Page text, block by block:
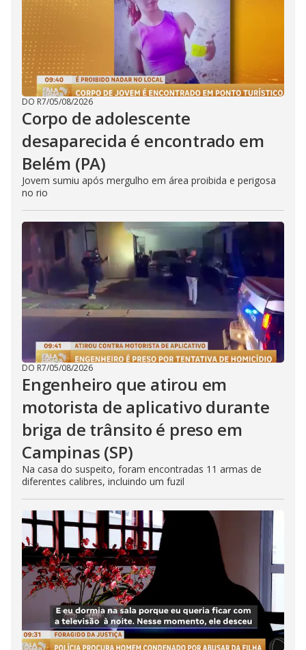
DO R7/05/08/2026
Corpo de adolescente
desaparecida é encontrado em
Belém (PA)
Jovem sumiu após mergulho em área proibida e perigosa
no rio
DO R7/05/08/2026
Engenheiro que atirou em
motorista de aplicativo durante
briga de trânsito é preso em
Campinas (SP)
Na casa do suspeito, foram encontradas 11 armas de
diferentes calibres, incluindo um fuzil